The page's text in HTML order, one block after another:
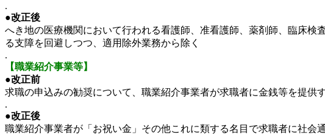
.
●改正後
へき地の医療機関において行われる看護師、准看護師、薬剤師、臨床
る支障を回避しつつ、適用除外業務から除く
.
【職業紹介事業等】
●改正前
求職の申込みの勧奨について、職業紹介事業者が求職者に金銭等を提供
.
●改正後
職業紹介事業者が「お祝い金」その他これに類する名目で求職者に社